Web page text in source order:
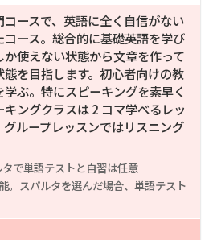
ースで、英語に全く自信がない
ース。総合的に基礎英語を学び
使えない状態から文章を作って
を目指します。初心者向けの教
ぶ。特にスピーキングを素早く
ングクラスは 2 コマ学べるレッ
ループレッスンではリスニング
で単語テストと自習は任意
。スパルタを選んだ場合、単語テスト